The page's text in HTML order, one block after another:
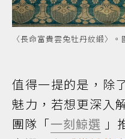
〈長命富貴雲兔牡丹紋緞〉。
值得一提的是，除
魅力，若想更深入
團隊「一刻鯨選 」